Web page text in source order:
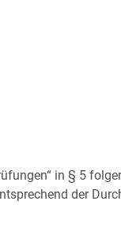
in § 5
der